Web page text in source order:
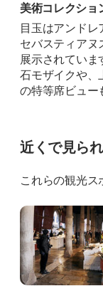
美術コレクショ
目玉はアンドレ
セバスティアヌ
展示されていま
石モザイクや、
の特等席ビュー
近くで見ら
これらの観光ス